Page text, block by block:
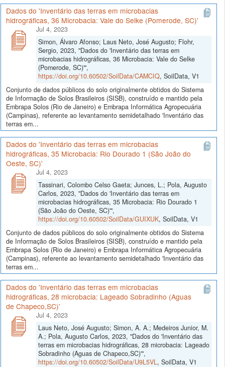
Dados do 'Inventário das terras em microbacias
hidrográficas, 36 Microbacia: Vale do Selke (Pomerode, SC)'
Jul 4, 2023
Simon, Álvaro Afonso; Laus Neto, José Augusto; Flohr,
Sergio, 2023, "Dados do 'Inventário das terras em
microbacias hidrográficas, 36 Microbacia: Vale do Selke
(Pomerode, SC)'",
https://doi.org/10.60502/SoilData/CAMCIQ, SoilData, V1
Conjunto de dados públicos do solo originalmente obtidos do Sistema
de Informação de Solos Brasileiros (SISB), construído e mantido pela
Embrapa Solos (Rio de Janeiro) e Embrapa Informática Agropecuária
(Campinas), referente ao levantamento semidetalhado 'Inventário das
terras em...
Dados do 'Inventário das terras em microbacias
hidrográficas, 35 Microbacia: Rio Dourado 1 (São João do
Oeste, SC)'
Jul 4, 2023
Tassinari, Colombo Celso Gaeta; Junces, L.; Pola, Augusto
Carlos, 2023, "Dados do 'Inventário das terras em
microbacias hidrográficas, 35 Microbacia: Rio Dourado 1
(São João do Oeste, SC)'",
https://doi.org/10.60502/SoilData/GUIXUK, SoilData, V1
Conjunto de dados públicos do solo originalmente obtidos do Sistema
de Informação de Solos Brasileiros (SISB), construído e mantido pela
Embrapa Solos (Rio de Janeiro) e Embrapa Informática Agropecuária
(Campinas), referente ao levantamento semidetalhado 'Inventário das
terras em...
Dados do 'Inventário das terras em microbacias
hidrográficas, 28 microbacia: Lageado Sobradinho (Aguas
de Chapeco,SC)'
Jul 4, 2023
Laus Neto, José Augusto; Simon, A. A.; Medeiros Junior, M.
A.; Pola, Augusto Carlos, 2023, "Dados do 'Inventário das
terras em microbacias hidrográficas, 28 microbacia: Lageado
Sobradinho (Aguas de Chapeco,SC)'",
https://doi.org/10.60502/SoilData/U9L5VL, SoilData, V1